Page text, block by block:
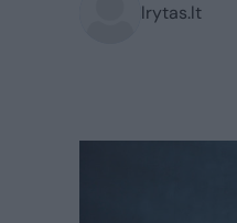
lrytas.lt